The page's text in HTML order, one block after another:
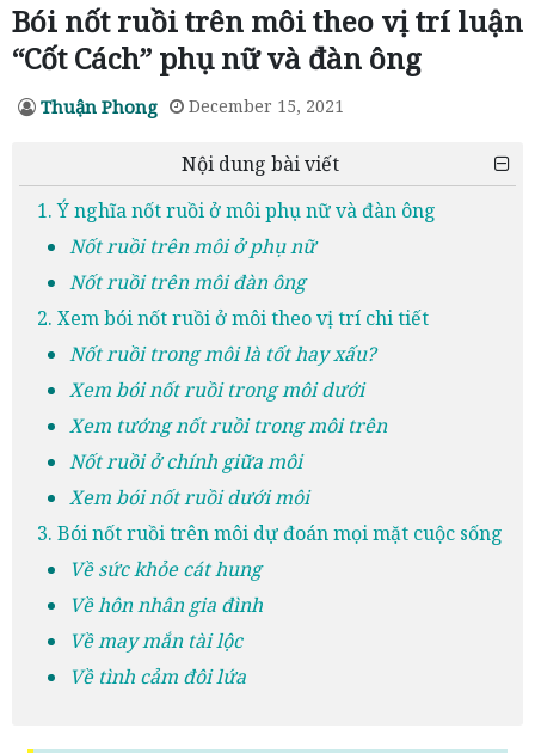
Bói nốt ruồi trên môi theo vị trí luận
“Cốt Cách” phụ nữ và đàn ông
Thuận Phong December 15, 2021
Nội dung bài viết
1. Ý nghĩa nốt ruồi ở môi phụ nữ và đàn ông
Nốt ruồi trên môi ở phụ nữ
Nốt ruồi trên môi đàn ông
2. Xem bói nốt ruồi ở môi theo vị trí chi tiết
Nốt ruồi trong môi là tốt hay xấu?
Xem bói nốt ruồi trong môi dưới
Xem tướng nốt ruồi trong môi trên
Nốt ruồi ở chính giữa môi
Xem bói nốt ruồi dưới môi
3. Bói nốt ruồi trên môi dự đoán mọi mặt cuộc sống
Về sức khỏe cát hung
Về hôn nhân gia đình
Về may mắn tài lộc
Về tình cảm đôi lứa